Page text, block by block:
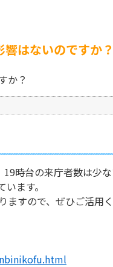
はないのですか？
か？
時台の来庁者数は少
ます。
すので、ぜひご活用く